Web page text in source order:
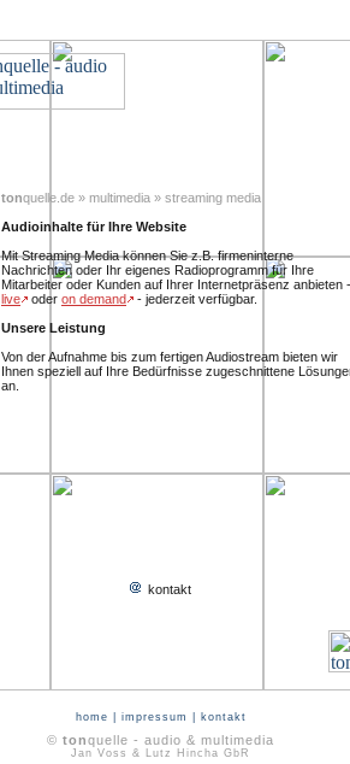
tonquelle.de » multimedia » streaming media
Audioinhalte für Ihre Website
Mit Streaming Media können Sie z.B. firmeninterne
Nachrichten oder Ihr eigenes Radioprogramm für Ihre
Mitarbeiter oder Kunden auf Ihrer Internetpräsenz anbieten -
live
oder on demand
- jederzeit verfügbar.
Unsere Leistung
Von der Aufnahme bis zum fertigen Audiostream bieten wir
Ihnen speziell auf Ihre Bedürfnisse zugeschnittene
an.
kontakt
home impressum kontakt
© tonquelle - audio & multimedia
Jan Voss & Lutz Hincha GbR